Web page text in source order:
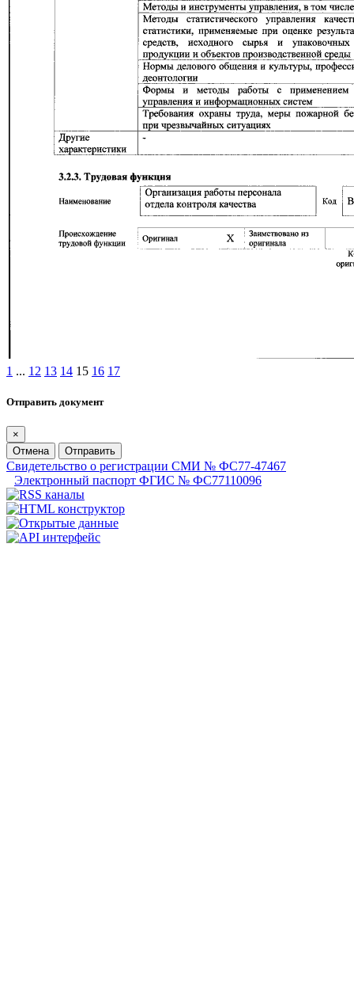
1 ... 12 13 14 15 16 17
Отправить документ
×
Отмена
Отправить
Свидетельство о регистрации СМИ № ФС77-47467
Электронный паспорт ФГИС № ФС77110096